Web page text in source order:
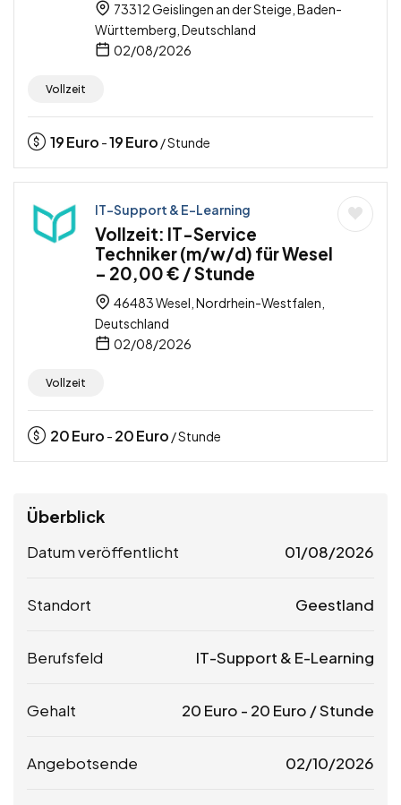
73312 Geislingen an der Steige, Baden-
Württemberg, Deutschland
02/08/2026
Vollzeit
19Euro -19Euro / Stunde
IT-Support & E-Learning
Vollzeit: IT-Service
Techniker (m/w/d) für Wesel
– 20,00 € / Stunde
46483 Wesel, Nordrhein-Westfalen,
Deutschland
02/08/2026
Vollzeit
20Euro - 20Euro / Stunde
Überblick
Datum veröffentlicht 01/08/2026
Standort Geestland
Berufsfeld IT-Support & E-Learning
Gehalt 20 Euro - 20 Euro / Stunde
Angebotsende 02/10/2026